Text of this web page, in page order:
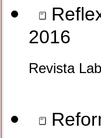
2016
Revista